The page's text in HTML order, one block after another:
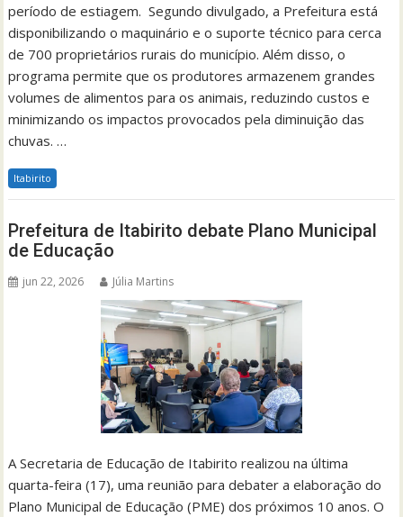
período de estiagem. Segundo divulgado, a Prefeitura está
disponibilizando o maquinário e o suporte técnico para cerca
de 700 proprietários rurais do município. Além disso, o
programa permite que os produtores armazenem grandes
volumes de alimentos para os animais, reduzindo custos e
minimizando os impactos provocados pela diminuição das
chuvas. …
Itabirito
Prefeitura de Itabirito debate Plano Municipal
de Educação
jun 22, 2026 Júlia Martins
A Secretaria de Educação de Itabirito realizou na última
quarta-feira (17), uma reunião para debater a elaboração do
Plano Municipal de Educação (PME) dos próximos 10 anos. O